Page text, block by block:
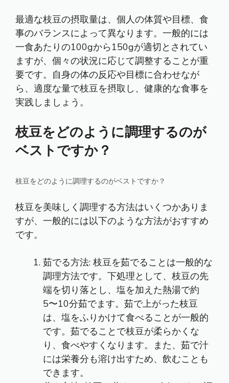
最適な枝豆の摂取量は、個人の体質や目標、食
事のバランスによって異なります。一般的には
一食あたりの100gから150gが適切とされてい
ますが、個々の状況に応じて調整することが重
要です。自身の体の反応や目標に合わせなが
ら、適度な量で枝豆を摂取し、健康的な食事を
実践しましょう。
枝豆をどのように調理するのが
ベストですか？
枝豆をどのように調理するのがベストですか？
枝豆を美味しく調理する方法はいくつかありま
すが、一般的には以下のような方法がおすすめ
です。
茹でる方法: 枝豆を茹でることは一般的な
調理方法です。下処理として、枝豆の先
端を切り落とし、塩を加えた熱湯で約
5〜10分茹でます。茹で上がった枝豆
は、塩をふりかけて食べることが一般的
です。茹でることで枝豆が柔らかくな
り、食べやすくなります。また、茹で汁
には栄養分も溶け出すため、飲むことも
できます。